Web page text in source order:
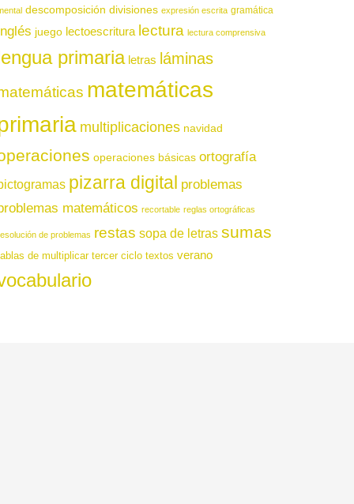
descomposición divisiones expresión escrita gramática
juego lectoescritura lectura lectura comprensiva
primaria letras láminas
matemáticas
multiplicaciones navidad
operaciones básicas ortografía
pizarra digital problemas
matemáticos recortable reglas ortográficas
de problemas restas sopa de letras sumas
de multiplicar tercer ciclo textos verano